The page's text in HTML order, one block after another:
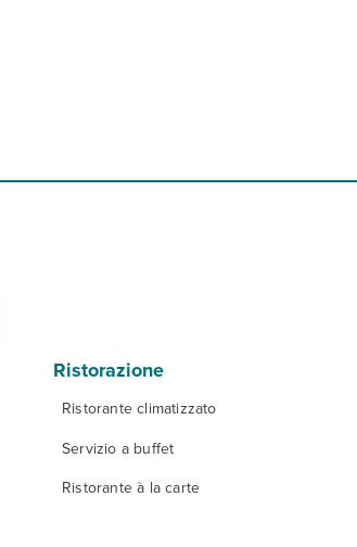
Ristorazione
Ristorante climatizzato
Servizio a buffet
Ristorante à la carte